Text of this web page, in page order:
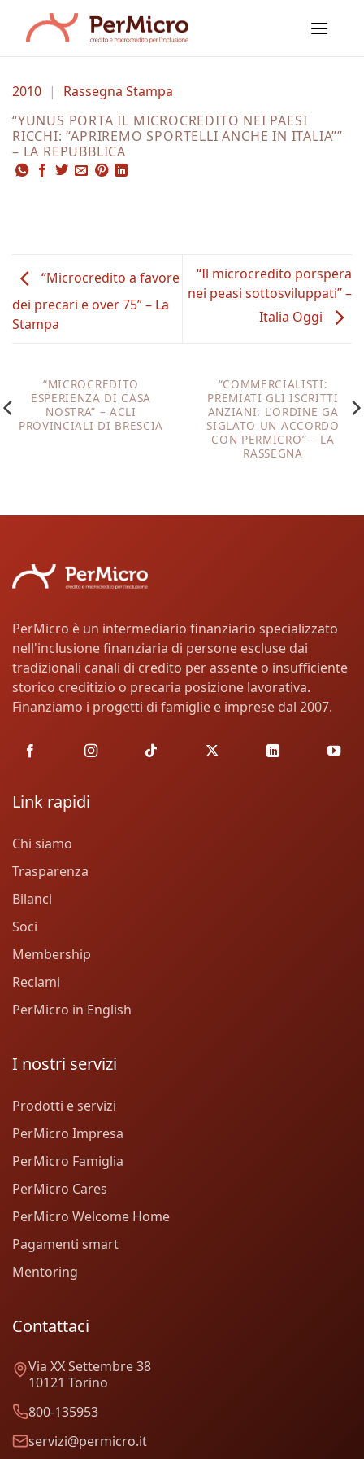
contenuti
2010 |
Rassegna Stampa
“YUNUS PORTA IL MICROCREDITO NEI PAESI
RICCHI: “APRIREMO SPORTELLI ANCHE IN ITALIA””
– LA REPUBBLICA
“Microcredito a favore
dei precari e over 75” – La
Stampa
“Il microcredito porspera
nei peasi sottosviluppati” –
Italia Oggi
“MICROCREDITO
ESPERIENZA DI CASA
NOSTRA” – ACLI
PROVINCIALI DI BRESCIA
“COMMERCIALISTI:
PREMIATI GLI ISCRITTI
ANZIANI: L’ORDINE GA
SIGLATO UN ACCORDO
CON PERMICRO” – LA
RASSEGNA
PerMicro è un intermediario finanziario specializzato
nell'inclusione finanziaria di persone escluse dai
tradizionali canali di credito per assente o insufficiente
storico creditizio o precaria posizione lavorativa.
Finanziamo i progetti di famiglie e imprese dal 2007.
Link rapidi
Chi siamo
Trasparenza
Bilanci
Soci
Membership
Reclami
PerMicro in English
I nostri servizi
Prodotti e servizi
PerMicro Impresa
PerMicro Famiglia
PerMicro Cares
PerMicro Welcome Home
Pagamenti smart
Mentoring
Contattaci
Via XX Settembre 38
10121 Torino
800-135953
servizi@permicro.it